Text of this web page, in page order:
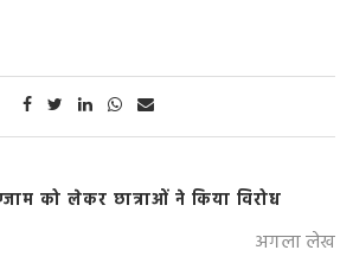
को लेकर छात्राओं ने किया विरोध
अगला लेख